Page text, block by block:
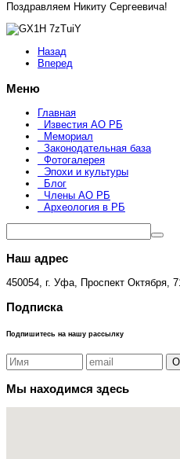
Поздравляем Никиту Сергеевича!
Назад
Вперед
Меню
Главная
Известия АО РБ
Мемориал
Законодательная база
Фотогалерея
Эпохи и культуры
Блог
Члены АО РБ
Археология в РБ
Наш адрес
450054, г. Уфа, Проспект Октября,
Подписка
Подпишитесь на нашу рассылку
Мы находимся здесь